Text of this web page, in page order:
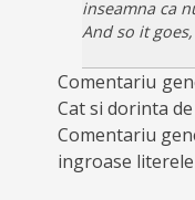
inseamna ca
And so it
Comentariu
Cat si dorinta
Comentariu
ingroase literele